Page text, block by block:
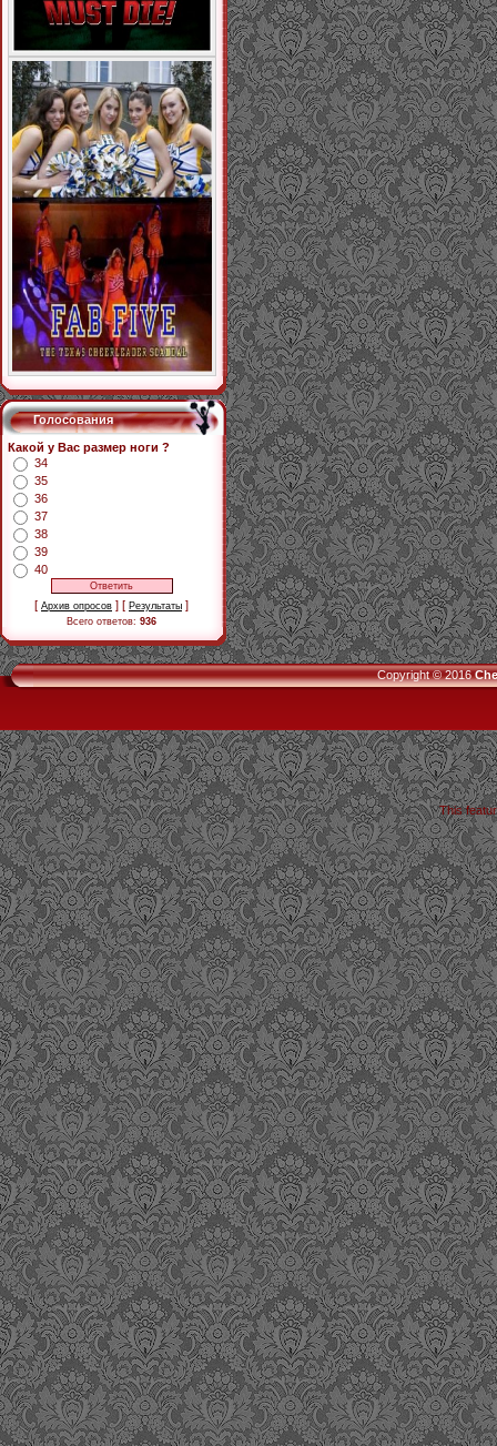
Голосования
Какой у Вас размер ноги ?
34
35
36
37
38
39
40
[ Архив опросов ] [ Результаты ]
Всего ответов: 936
Copyright © 2016
This